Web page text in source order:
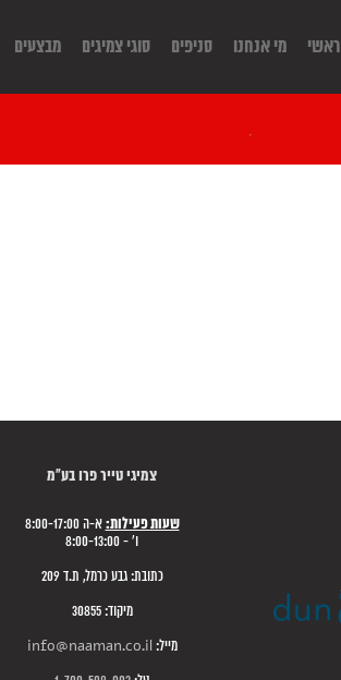
ראשי מי אנחנו סניפים סוגי צמיגים מבצעים
צמיגי טייר פרו בע"מ
שעות פעילות: א-ה 8:00-17:00
ו' - 8:00-13:00
כתובת: גבע כרמל, ת.ד 209
מיקוד: 30855
מייל:info@naaman.co.il